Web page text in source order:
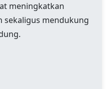
meningkatkan
sekaligus mendukung